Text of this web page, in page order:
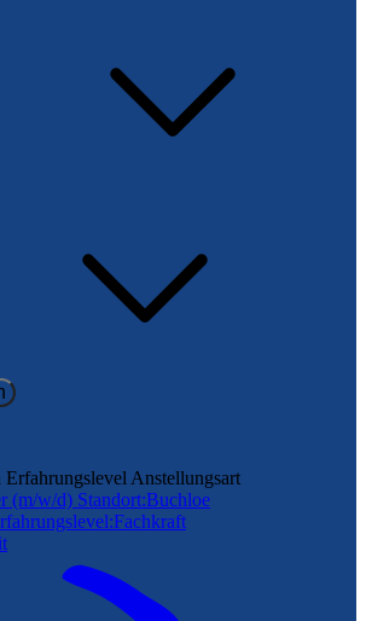
Erfahrungslevel Anstellungsart
(m/w/d) Standort:Buchloe
Fachkraft